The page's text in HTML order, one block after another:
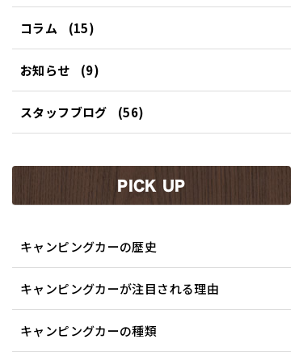
コラム (15)
お知らせ (9)
スタッフブログ (56)
PICK UP
キャンピングカーの歴史
キャンピングカーが注目される理由
キャンピングカーの種類